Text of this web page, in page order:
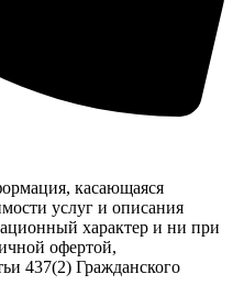
касающаяся
услуг и описания
характер и ни при
офертой,
437(2) Гражданского